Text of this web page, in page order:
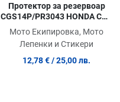
Протектор за резервоар
CGS14P/PR3043 HONDA CBR
Мото Екипировка, Мото
Лепенки и Стикери
12,78 € / 25,00 лв.